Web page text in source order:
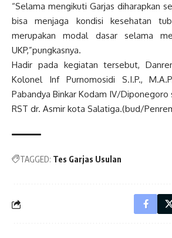
“Selama mengikuti Garjas diharapkan
bisa menjaga kondisi kesehatan
merupakan modal dasar selama
UKP,”pungkasnya.
Hadir pada kegiatan tersebut,
Kolonel Inf Purnomosidi S.I.P.,
Pabandya Binkar Kodam IV/
RST dr. Asmir kota Salatiga.(bud/
TAGGED: Tes Garjas Usulan